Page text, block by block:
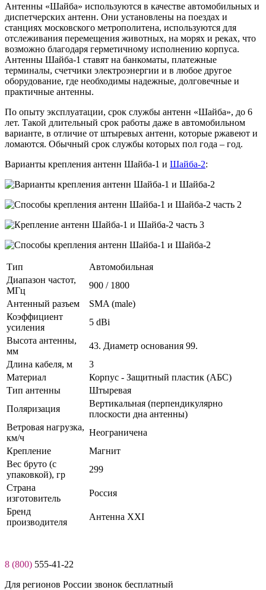
Антенны «Шайба» используются в качестве автомобильных и
диспетчерских антенн. Они установлены на поездах и
станциях московского метрополитена, используются для
отслеживания перемещения животных, на морях и реках, что
возможно благодаря герметичному исполнению корпуса.
Антенны Шайба-1 ставят на банкоматы, платежные
терминалы, счетчики электроэнергии и в любое другое
оборудование, где необходимы надежные, долговечные и
практичные антенны.
По опыту эксплуатации, срок службы антенн «Шайба», до 6
лет. Такой длительный срок работы даже в автомобильном
варианте, в отличие от штыревых антенн, которые ржавеют и
ломаются. Обычный срок службы которых пол года – год.
Варианты крепления антенн Шайба-1 и Шайба-2:
Тип
Автомобильная
Диапазон частот,
МГц
900 / 1800
Антенный разъем
SMA (male)
Коэффициент
усиления
5 dBi
Высота антенны,
мм
43. Диаметр основания 99.
Длина кабеля, м
3
Материал
Корпус - Защитный пластик (АБС)
Тип антенны
Штыревая
Поляризация
Вертикальная (перпендикулярно
плоскости дна антенны)
Ветровая нагрузка,
км/ч
Неограничена
Крепление
Магнит
Вес бруто (с
упаковкой), гр
299
Страна
изготовитель
Россия
Бренд
производителя
Антенна XXI
8 (800) 555-41-22
Для регионов России звонок бесплатный